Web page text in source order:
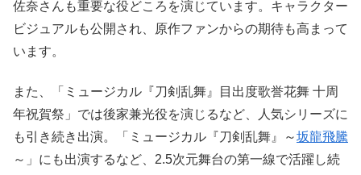
佐奈さんも重要な役どころを演じています。キャラクター
ビジュアルも公開され、原作ファンからの期待も高まって
います。
また、「ミュージカル『刀剣乱舞』目出度歌誉花舞 十周
年祝賀祭」では後家兼光役を演じるなど、人気シリーズに
も引き続き出演。「ミュージカル『刀剣乱舞』～坂龍飛騰
～」にも出演するなど、2.5次元舞台の第一線で活躍し続